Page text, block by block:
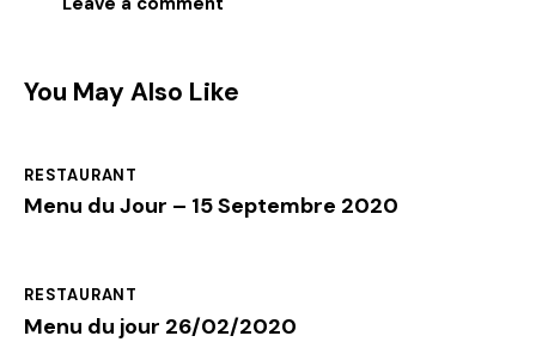
You May Also Like
RESTAURANT
Menu du Jour – 15 Septembre 2020
RESTAURANT
Menu du jour 26/02/2020